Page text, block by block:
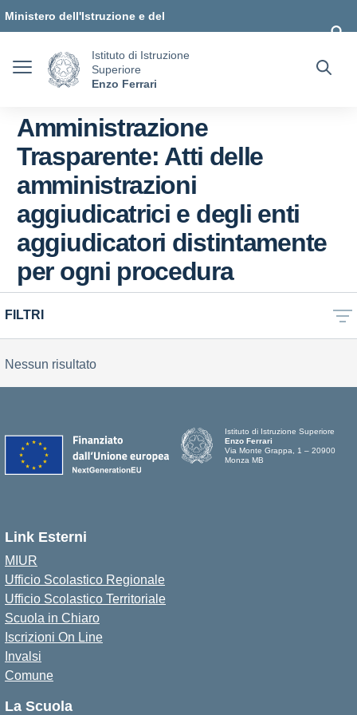
Ministero dell'Istruzione e del
Istituto di Istruzione
Superiore
Enzo Ferrari
Amministrazione
Trasparente: Atti delle
amministrazioni
aggiudicatrici e degli enti
aggiudicatori distintamente
per ogni procedura
FILTRI
Nessun risultato
Istituto di Istruzione Superiore
Enzo Ferrari
Via Monte Grappa, 1 – 20900
Monza MB
Link Esterni
MIUR
Ufficio Scolastico Regionale
Ufficio Scolastico Territoriale
Scuola in Chiaro
Iscrizioni On Line
Invalsi
Comune
La Scuola